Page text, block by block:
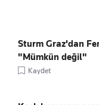
Sturm Graz'dan
"Mümkün değil"
Kaydet